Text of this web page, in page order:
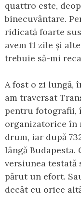
quattro este,
binecuvântare.
ridicată foarte
avem 11 zile și
trebuie să-mi
A fost o zi lungă,
am traversat
pentru fotografii,
organizatorice în
drum, iar după
lângă Budapesta.
versiunea testată
părut un efort.
decât cu orice